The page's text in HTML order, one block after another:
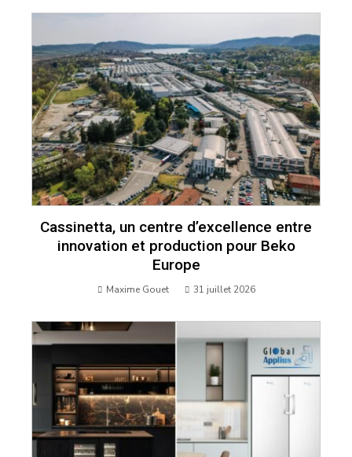
Cassinetta, un centre d’excellence entre
innovation et production pour Beko
Europe
Maxime Gouet 31 juillet 2026